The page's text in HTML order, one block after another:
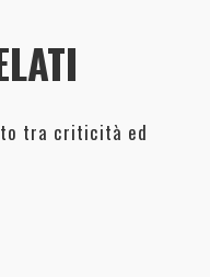
tra criticità ed